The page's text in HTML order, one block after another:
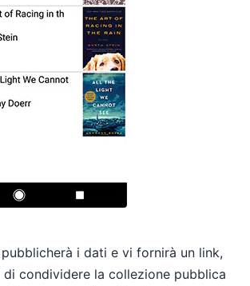
i dati e vi fornirà un link,
condividere la collezione pubblica